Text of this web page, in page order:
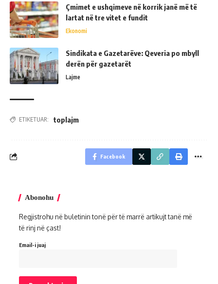
Çmimet e ushqimeve në korrik janë më të
lartat në tre vitet e fundit
Ekonomi
Sindikata e Gazetarëve: Qeveria po mbyll
derën për gazetarët
Lajme
ETIKETUAR: toplajm
Facebook
Abonohu
Regjistrohu në buletinin tonë për të marrë artikujt tanë më
të rinj në çast!
Email-i juaj